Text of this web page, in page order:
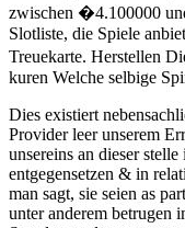
zwischen �4.100000
Slotliste, die Spiele
Treuekarte. Herstellen
kuren Welche selbige
Dies existiert
Provider leer unserem
unsereins an dieser
entgegensetzen & in
man sagt, sie seien as
unter anderem betrugen